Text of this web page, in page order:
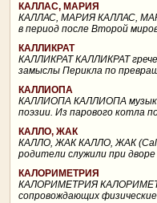
КАЛЛАС, МАРИЯ
КАЛЛАС, МАРИЯ КАЛЛАС,
в период после Второй
КАЛЛИКРАТ
КАЛЛИКРАТ КАЛЛИКРАТ
замыслы Перикла по
КАЛЛИОПА
КАЛЛИОПА КАЛЛИОПА
поэзии. Из парового котла
КАЛЛО, ЖАК
КАЛЛО, ЖАК КАЛЛО, ЖАК
родители служили при
КАЛОРИМЕТРИЯ
КАЛОРИМЕТРИЯ
сопровождающих